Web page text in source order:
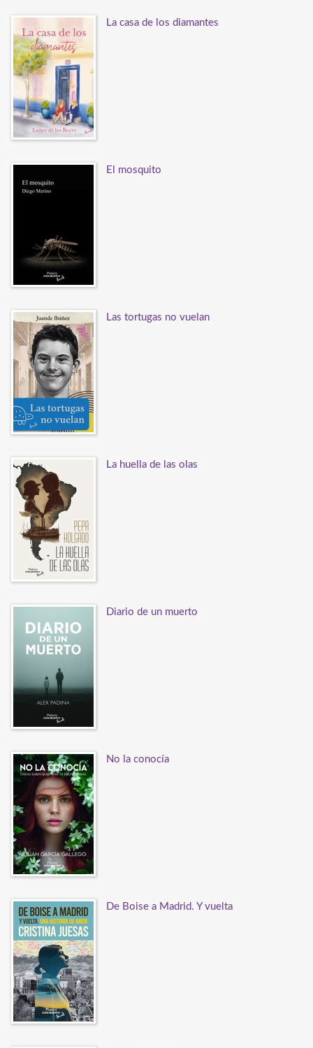
La casa de los diamantes
El mosquito
Las tortugas no vuelan
La huella de las olas
Diario de un muerto
No la conocía
De Boise a Madrid. Y vuelta